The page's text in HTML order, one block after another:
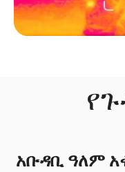
አቡዳቢ ዓለም